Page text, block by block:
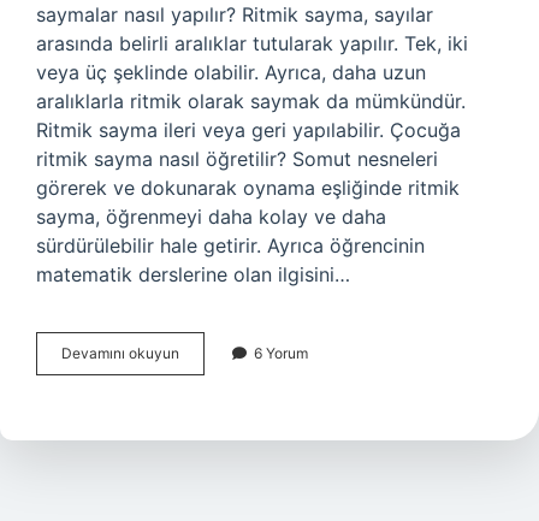
saymalar nasıl yapılır? Ritmik sayma, sayılar
arasında belirli aralıklar tutularak yapılır. Tek, iki
veya üç şeklinde olabilir. Ayrıca, daha uzun
aralıklarla ritmik olarak saymak da mümkündür.
Ritmik sayma ileri veya geri yapılabilir. Çocuğa
ritmik sayma nasıl öğretilir? Somut nesneleri
görerek ve dokunarak oynama eşliğinde ritmik
sayma, öğrenmeyi daha kolay ve daha
sürdürülebilir hale getirir. Ayrıca öğrencinin
matematik derslerine olan ilgisini…
Devamını okuyun
Sayma
6 Yorum